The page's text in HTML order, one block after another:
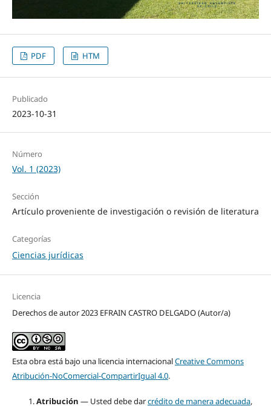
PDF HTM
Publicado
2023-10-31
Número
Vol. 1 (2023)
Sección
Artículo proveniente de investigación o revisión de literatura
Categorías
Ciencias jurídicas
Licencia
Derechos de autor 2023 EFRAIN CASTRO DELGADO (Autor/a)
Esta obra está bajo una licencia internacionalCreative Commons
Atribución-NoComercial-CompartirIgual 4.0.
Atribución — Usted debe darcrédito de manera adecuada,